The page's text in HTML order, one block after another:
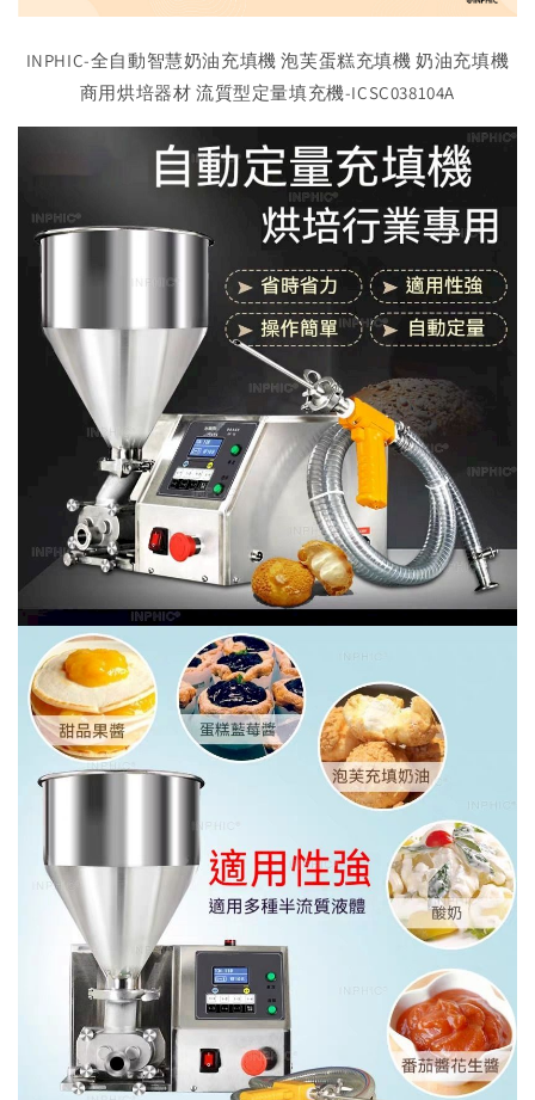
INPHIC-全自動智慧奶油充填機 泡芙蛋糕充填機 奶油充填機
商用烘培器材 流質型定量填充機-ICSC038104A